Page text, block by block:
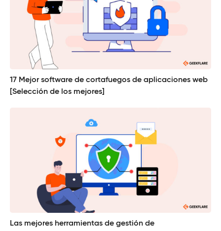
17 Mejor software de cortafuegos de aplicaciones web
[Selección de los mejores]
Las mejores herramientas de gestión de